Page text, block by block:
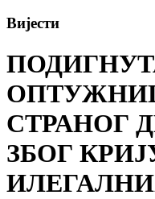
Вијести
СТРАНОГ
ЗБОГ